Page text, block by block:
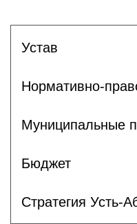
Устав
Нормативно-
Муниципальные
Бюджет
Стратегия Усть-